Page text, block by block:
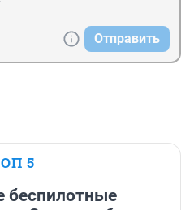
Отправить
5
беспилотные